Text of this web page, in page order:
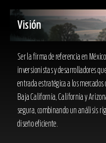
Visión
Ser la firma de referencia en
inversionistas y desarrolladores
entrada estratégica a los mercados
Baja California, California y
segura, combinando un análisis
diseño eficiente.